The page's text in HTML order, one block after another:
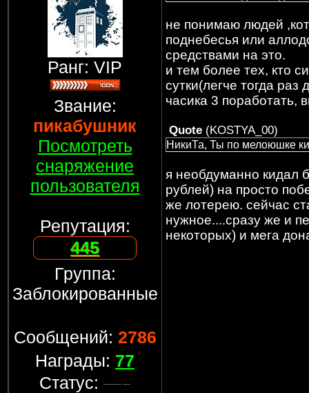
Ранг: VIP
Звание:
пикабушник
Посмотреть
снаряжение
пользователя
Репутация:
445
Группа:
Заблокированные
Сообщений: 2786
Награды: 77
Статус:
не понимаю людей
поднебесья или
средствами на это.
и тем более тех, кто
сутки(легче тогда раз
часика 3 поработать,
Quote(KOSTYA_00)
НикиТа, Ты по мелоюшке
я необдуманно кидал
рублей) на просто
же лотерею. сейчас
нужное....сразу же и
некоторых) и мега